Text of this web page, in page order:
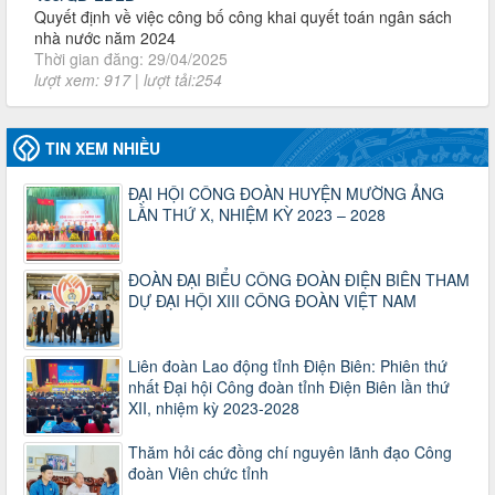
lượt xem: 917 | lượt tải:254
2930/TLĐ-TC
Công văn số 2930/TLĐ-TC, ngày 31/12/2024 của Tổng
LĐLĐ Việt Nam về việc quy định tỷ lệ phân phối tự động
KPCĐ 2% qua tài khoản Công đoàn Việt Nam về các cấp
Công đoàn năm 2025
Thời gian đăng: 06/01/2025
lượt xem: 1067 | lượt tải:437
47-TTCĐ/BTGTU
Thông tin chuyên đề: Một số nôi dung về sắp xếp tổ chức bộ
máy của hệ thống chính trị tinh gọn, hoạt động hiệu lực, hiệu
quả
Thời gian đăng: 25/12/2024
lượt xem: 1223 | lượt tải:339
37/HD-TLĐ
Hướng dẫn Công đoàn với việc tổ chức và hoạt động của
Ban Thanh tra Nhân dân
Thời gian đăng: 27/12/2024
lượt xem: 4947 | lượt tải:1352
35/HD-TLĐ
Hướng dẫn thực hiện một số nội dung chi liên quan đến
TIN XEM NHIỀU
ĐẠI HỘI CÔNG ĐOÀN HUYỆN MƯỜNG ẢNG
LẦN THỨ X, NHIỆM KỲ 2023 – 2028
ĐOÀN ĐẠI BIỂU CÔNG ĐOÀN ĐIỆN BIÊN THAM
DỰ ĐẠI HỘI XIII CÔNG ĐOÀN VIỆT NAM
Liên đoàn Lao động tỉnh Điện Biên: Phiên thứ
nhất Đại hội Công đoàn tỉnh Điện Biên lần thứ
XII, nhiệm kỳ 2023-2028
Thăm hỏi các đồng chí nguyên lãnh đạo Công
đoàn Viên chức tỉnh